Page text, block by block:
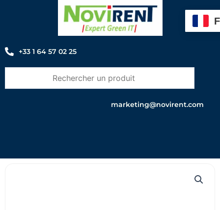
+33 1 64 57 02 25
marketing@novirent.com